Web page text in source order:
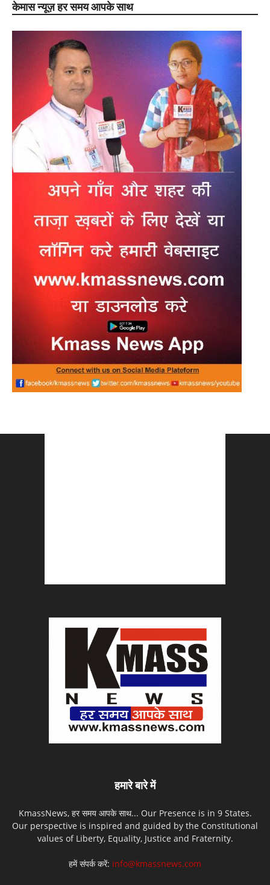
केमास न्यूज़ हर समय आपके साथ
हमारे बारे में
KmassNews, हर समय आपके साथ... Our Presence is in 9 States.
Our perspective is inspired and guided by the Constitutional
values of Liberty, Equality, Justice and Fraternity.
हमें संपर्क करें: info@kmassnews.com